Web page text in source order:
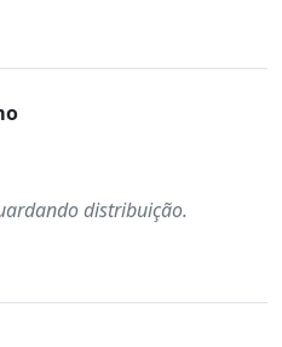
distribuição.